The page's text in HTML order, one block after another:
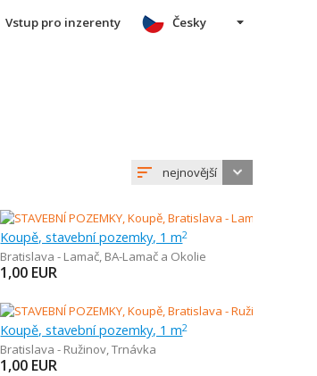
Vstup pro inzerenty Česky
nejnovější
Koupě, stavební pozemky, 1 m2
Bratislava - Lamač, BA-Lamač a Okolie
1,00 EUR
Koupě, stavební pozemky, 1 m2
Bratislava - Ružinov,Trnávka
1,00 EUR